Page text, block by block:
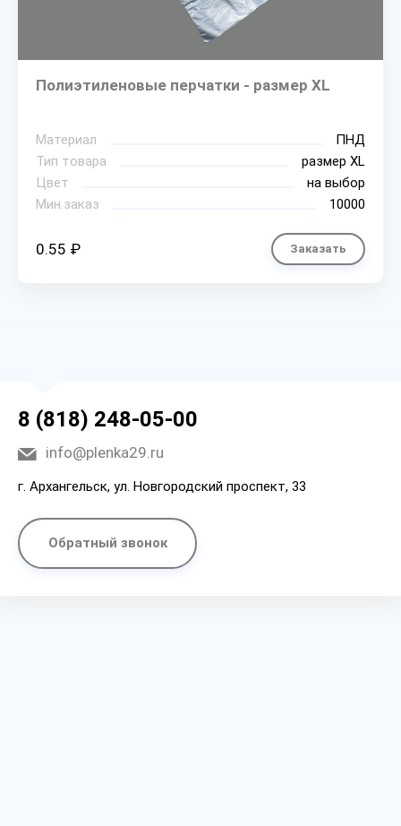
Полиэтиленовые перчатки - размер XL
Материал
ПНД
Тип товара
размер XL
Цвет
на выбор
Мин.заказ
10000
0.55 ₽ Заказать
8 (818) 248-05-00
info@plenka29.ru
г. Архангельск, ул. Новгородский проспект, 33
Обратный звонок